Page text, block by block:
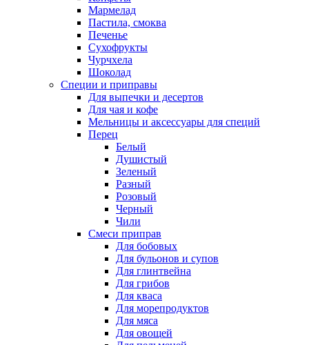
Мармелад
Пастила, смоква
Печенье
Сухофрукты
Чурчхела
Шоколад
Специи и приправы
Для выпечки и десертов
Для чая и кофе
Мельницы и аксессуары для специй
Перец
Белый
Душистый
Зеленый
Разный
Розовый
Черный
Чили
Смеси приправ
Для бобовых
Для бульонов и супов
Для глинтвейна
Для грибов
Для кваса
Для морепродуктов
Для мяса
Для овощей